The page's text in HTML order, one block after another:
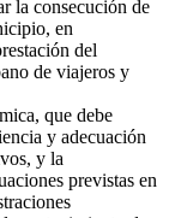
la consecución de
en
del
de viajeros y
que debe
y adecuación
y la
previstas en